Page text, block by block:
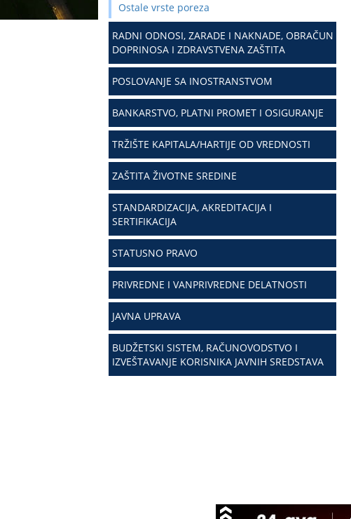
Ostale vrste poreza
RADNI ODNOSI, ZARADE I NAKNADE, OBRAČUN
DOPRINOSA I ZDRAVSTVENA ZAŠTITA
POSLOVANJE SA INOSTRANSTVOM
BANKARSTVO, PLATNI PROMET I OSIGURANJE
TRŽIŠTE KAPITALA/HARTIJE OD VREDNOSTI
ZAŠTITA ŽIVOTNE SREDINE
STANDARDIZACIJA, AKREDITACIJA I
SERTIFIKACIJA
STATUSNO PRAVO
PRIVREDNE I VANPRIVREDNE DELATNOSTI
JAVNA UPRAVA
BUDŽETSKI SISTEM, RAČUNOVODSTVO I
IZVEŠTAVANJE KORISNIKA JAVNIH SREDSTAVA